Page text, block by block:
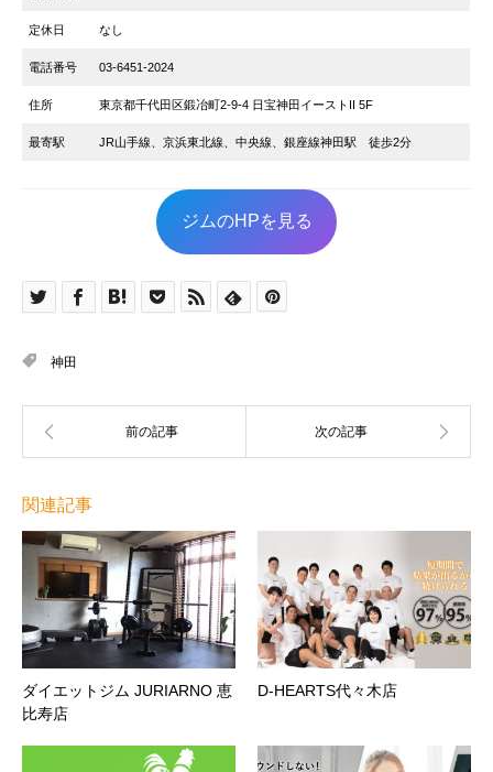
定休日 なし
電話番号 03-6451-2024
住所 東京都千代田区鍛冶町2-9-4 日宝神田イーストII 5F
最寄駅 JR山手線、京浜東北線、中央線、銀座線神田駅 徒歩2分
ジムのHPを見る
神田
関連記事
ダイエットジム JURIARNO 恵
比寿店
D-HEARTS代々木店